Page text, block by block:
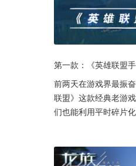
第一款：《英雄联盟手
前两天在游戏界最振
联盟》这款经典老游
们也能利用平时碎片